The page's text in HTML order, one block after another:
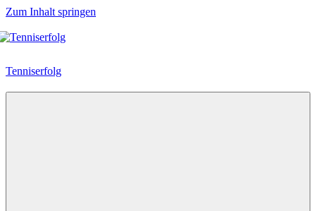
Zum Inhalt springen
Tenniserfolg